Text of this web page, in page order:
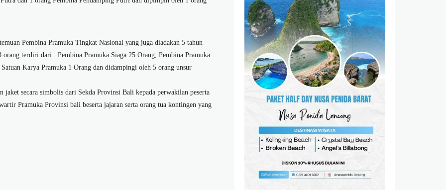
Pembina Pramuka Tingkat Nasional yang juga diadakan 5 tahun
terdiri dari : Pembina Pramuka Siaga 25 Orang, Pembina Pramuka
Karya Pramuka 1 Orang dan didampingi oleh 5 orang unsur
secara simbolis dari Sekda Provinsi Bali kepada perwakilan peserta
Pramuka Provinsi bali beserta jajaran serta orang tua kontingen yang